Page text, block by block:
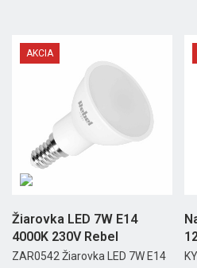
AKCIA
Žiarovka LED 7W E14
4000K 230V Rebel
ZAR0542 Žiarovka LED 7W E14